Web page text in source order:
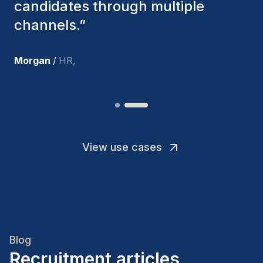
I’m truly pleased with the new
team members.
Joakin / Deputy-AMLCO
View use cases
Blog
Recruitment articles